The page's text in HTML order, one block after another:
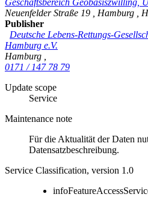
Neuenfelder Straße 19
Hamburg
Publisher
Deutsche Lebens-Rettungs-
Hamburg e.V.
Hamburg
0171 / 147 78 79
Update scope
Service
Maintenance note
Für die Aktualität der Daten
Datensatzbeschreibung.
Service Classification, version 1.0